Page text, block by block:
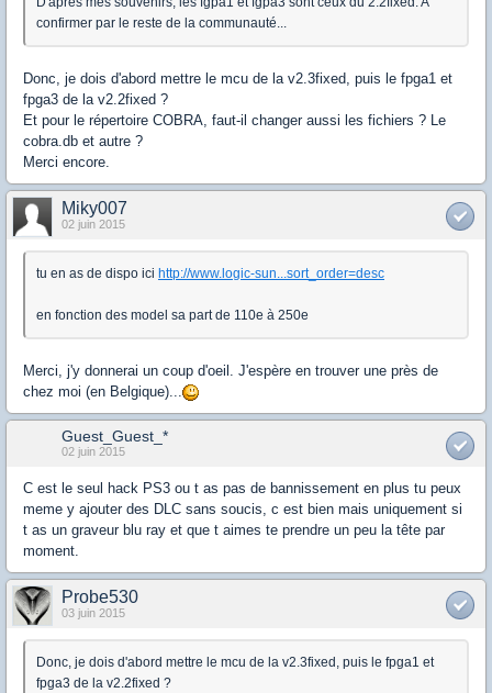
confirmer par le reste de la communauté...
Donc, je dois d'abord mettre le mcu de la v2.3fixed, puis le fpga1 et
fpga3 de la v2.2fixed ?
Et pour le répertoire COBRA, faut-il changer aussi les fichiers ? Le
cobra.db et autre ?
Merci encore.
Miky007
02 juin 2015
tu en as de dispo ici http://www.logic-sun...sort_order=desc
en fonction des model sa part de 110e à 250e
Merci, j'y donnerai un coup d'oeil. J'espère en trouver une près de
chez moi (en Belgique)...
Guest_Guest_*
02 juin 2015
C est le seul hack PS3 ou t as pas de bannissement en plus tu peux
meme y ajouter des DLC sans soucis, c est bien mais uniquement si
t as un graveur blu ray et que t aimes te prendre un peu la tête par
moment.
Probe530
03 juin 2015
Donc, je dois d'abord mettre le mcu de la v2.3fixed, puis le fpga1 et
fpga3 de la v2.2fixed ?